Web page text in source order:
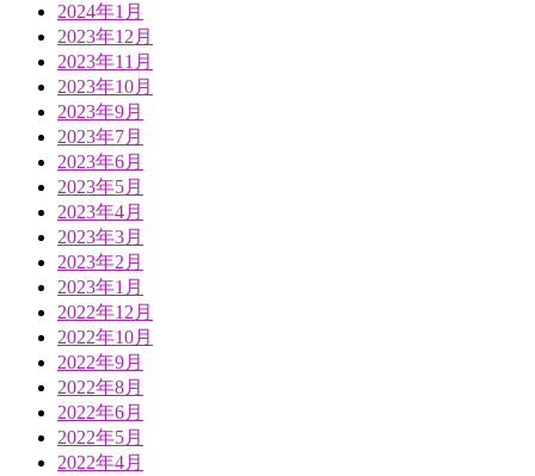
2024年1月
2023年12月
2023年11月
2023年10月
2023年9月
2023年7月
2023年6月
2023年5月
2023年4月
2023年3月
2023年2月
2023年1月
2022年12月
2022年10月
2022年9月
2022年8月
2022年6月
2022年5月
2022年4月